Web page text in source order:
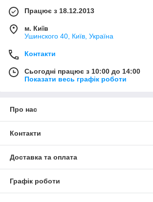
Працює з 18.12.2013
м. Київ
Ушинского 40, Київ, Україна
Контакти
Сьогодні працює з 10:00 до 14:00
Показати весь графік роботи
Про нас
Контакти
Доставка та оплата
Графік роботи